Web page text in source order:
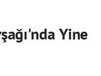
Yine